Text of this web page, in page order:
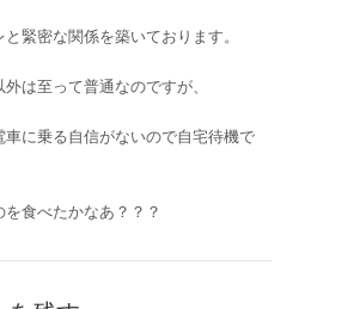
緊密な関係を築いております。
は至って普通なのですが、
車に乗る自信がないので自宅待機で
食べたかなあ？？？